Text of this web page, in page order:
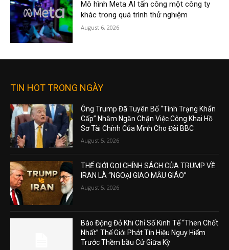
Mô hình Meta AI tấn công một công ty
khác trong quá trình thử nghiệm
August 6, 2026
TIN HOT TRONG NGÀY
Ông Trump Đã Tuyên Bố “Tình Trạng Khẩn
Cấp” Nhằm Ngăn Chặn Việc Công Khai Hồ
Sơ Tài Chính Của Mình Cho Đài BBC
August 5, 2026
THẾ GIỚI GỌI CHÍNH SÁCH CỦA TRUMP VỀ
IRAN LÀ “NGOẠI GIAO MẪU GIÁO”
August 5, 2026
Báo Động Đỏ Khi Chỉ Số Kinh Tế “Then Chốt
Nhất” Thế Giới Phát Tín Hiệu Nguy Hiểm
Trước Thềm bầu Cử Giữa Kỳ